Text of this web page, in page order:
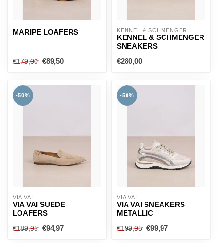
MARIPE LOAFERS
€179,00 €89,50
KENNEL & SCHMENGER
KENNEL & SCHMENGER
SNEAKERS
€280,00
-50%
VIA VAI
VIA VAI SUEDE
LOAFERS
€189,95 €94,97
-50%
VIA VAI
VIA VAI SNEAKERS
METALLIC
€199,95 €99,97